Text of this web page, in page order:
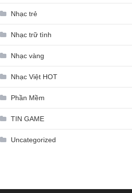
Nhạc trẻ
Nhạc trữ tình
Nhạc vàng
Nhạc Việt HOT
Phần Mềm
TIN GAME
Uncategorized